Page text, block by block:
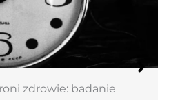
zdrowie: badanie